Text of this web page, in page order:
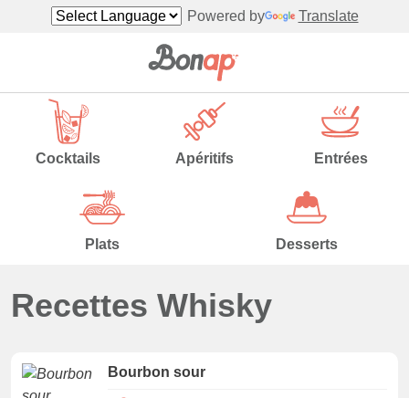
Powered by Translate
Cocktails Apéritifs Entrées
Plats Desserts
Recettes Whisky
Bourbon sour